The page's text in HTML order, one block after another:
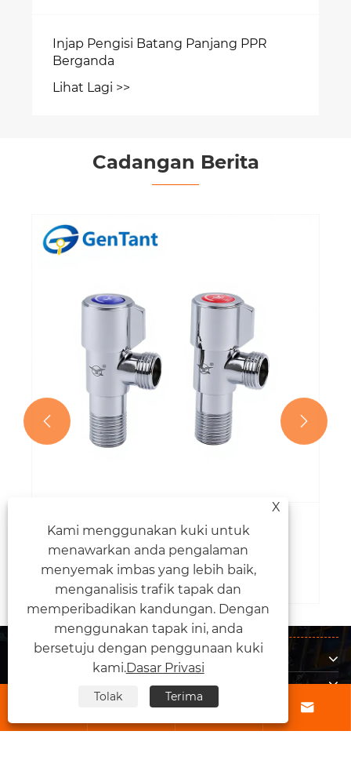
Injap Pengisi Batang Panjang PPR
Berganda
Lihat Lagi >>
Cadangan Berita
Bagaimanakah Injap Khusus Gas
Meningkatkan Keselamatan dan
Kecekapan?
Lihat Lagi >>
 
Tentang Kami
Hubungi Kami
IKUT KAMI
 
X
Kami menggunakan kuki untuk
menawarkan anda pengalaman
menyemak imbas yang lebih baik,
menganalisis trafik tapak dan
memperibadikan kandungan. Dengan
menggunakan tapak ini, anda
bersetuju dengan penggunaan kuki
kami.Dasar Privasi
Tolak Terima